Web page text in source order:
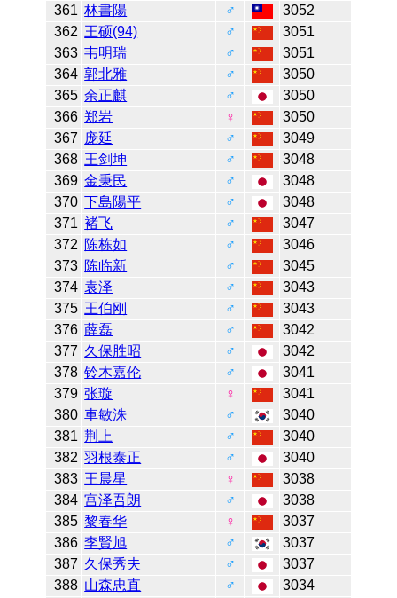
361 林書陽 ♂
3052
362 王硕(94) ♂
3051
363 韦明瑞 ♂
3051
364 郭北雅 ♂
3050
365 余正麒 ♂
3050
366 郑岩 ♀
3050
367 庞延 ♂
3049
368 王剑坤 ♂
3048
369 金秉民 ♂
3048
370 下島陽平 ♂
3048
371 褚飞 ♂
3047
372 陈栋如 ♂
3046
373 陈临新 ♂
3045
374 袁泽 ♂
3043
375 王伯刚 ♂
3043
376 薛磊 ♂
3042
377 久保胜昭 ♂
3042
378 铃木嘉伦 ♂
3041
379 张璇 ♀
3041
380 車敏洙 ♂
3040
381 荆上 ♂
3040
382 羽根泰正 ♂
3040
383 王晨星 ♀
3038
384 宫泽吾朗 ♂
3038
385 黎春华 ♀
3037
386 李賢旭 ♂
3037
387 久保秀夫 ♂
3037
388 山森忠直 ♂
3034